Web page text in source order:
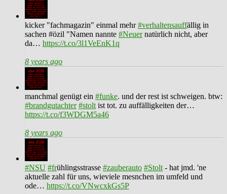
kicker "fachmagazin" einmal mehr#verhaltensauffällig in
sachen #özil "Namen nannte #Neuernatürlich nicht, aber
da… https://t.co/3l1VeEnK1q
8 years ago
manchmal genügt ein #funke. und der rest ist schweigen. btw:
#brandgutachter #stolt ist tot. zu auffälligkeiten der…
https://t.co/f3WDGM5a46
8 years ago
#NSU #frühlingsstrasse #zauberauto #Stolt - hat jmd. 'ne
aktuelle zahl für uns, wieviele mesnchen im umfeld und
ode… https://t.co/VNwcxkGs5P